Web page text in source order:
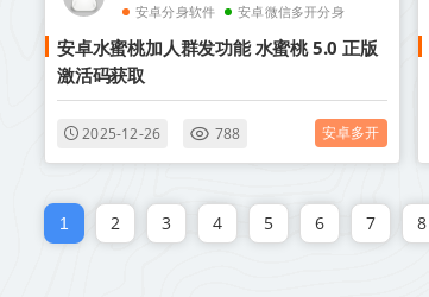
安卓分身软件 安卓微信多开分身
安卓水蜜桃加人群发功能 水蜜桃 5.0 正版
激活码获取
2025-12-26 788 安卓多开
1 2 3 4 5 6 7 8